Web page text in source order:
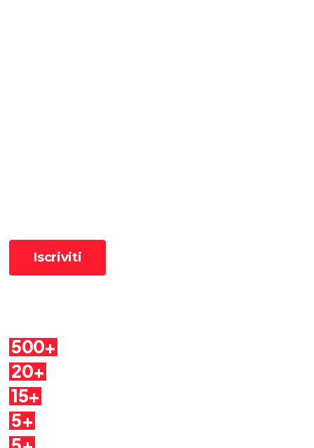
500+
20+
15+
5+